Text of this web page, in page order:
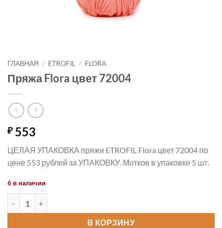
ГЛАВНАЯ / ETROFIL / FLORA
Пряжа Flora цвет 72004
₽553
ЦЕЛАЯ УПАКОВКА пряжи ETROFIL Flora цвет 72004 по
цене 553 рублей за УПАКОВКУ. Мотков в упаковке 5 шт.
6 в наличии
В КОРЗИНУ